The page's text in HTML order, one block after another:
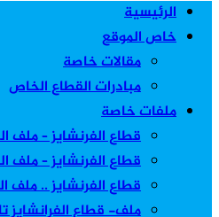
الرئيسية
خاص الموقع
مقالات خاصة
مبادرات القطاع الخاص
ملفات خاصة
قطاع الفرنشايز – ملف
قطاع الفرنشايز – ملف
قطاع الفرنشايز .. ملف
ملف- قطاع الفرانشايز